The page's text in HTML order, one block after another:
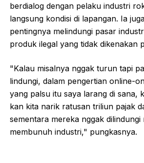
berdialog dengan pelaku industri
langsung kondisi di lapangan. Ia
pentingnya melindungi pasar
produk ilegal yang tidak dikenakan
"Kalau misalnya nggak turun tapi
lindungi, dalam pengertian online-
yang palsu itu saya larang di sana,
kan kita narik ratusan triliun pajak
sementara mereka nggak
membunuh industri," pungkasnya.